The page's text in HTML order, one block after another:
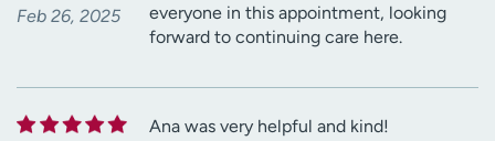
Feb 26, 2025
everyone in this appointment, looking
forward to continuing care here.
Ana was very helpful and kind!